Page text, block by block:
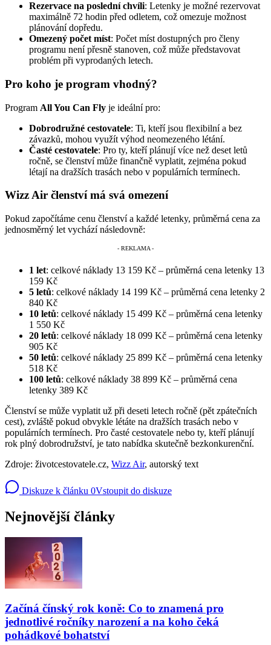
Rezervace na poslední chvíli: Letenky je možné rezervovat
maximálně 72 hodin před odletem, což omezuje možnost
plánování dopředu.
Omezený počet míst: Počet míst dostupných pro členy
programu není přesně stanoven, což může představovat
problém při vyprodaných letech.
Pro koho je program vhodný?
Program All You Can Fly je ideální pro:
Dobrodružné cestovatele: Ti, kteří jsou flexibilní a bez
závazků, mohou využít výhod neomezeného létání.
Časté cestovatele: Pro ty, kteří plánují více než deset letů
ročně, se členství může finančně vyplatit, zejména pokud
létají na dražších trasách nebo v populárních termínech.
Wizz Air členství má svá omezení
Pokud započítáme cenu členství a každé letenky, průměrná cena za
jednosměrný let vychází následovně:
1 let: celkové náklady 13 159 Kč – průměrná cena letenky 13
159 Kč
5 letů: celkové náklady 14 199 Kč – průměrná cena letenky 2
840 Kč
10 letů: celkové náklady 15 499 Kč – průměrná cena letenky
1 550 Kč
20 letů: celkové náklady 18 099 Kč – průměrná cena letenky
905 Kč
50 letů: celkové náklady 25 899 Kč – průměrná cena letenky
518 Kč
100 letů: celkové náklady 38 899 Kč – průměrná cena
letenky 389 Kč
Členství se může vyplatit už při deseti letech ročně (pět zpátečních
cest), zvláště pokud obvykle létáte na dražších trasách nebo v
populárních termínech. Pro časté cestovatele nebo ty, kteří plánují
rok plný dobrodružství, je tato nabídka skutečně bezkonkurenční.
Zdroje: životcestovatele.cz, Wizz Air, autorský text
Diskuze k článku 0Vstoupit do diskuze
Nejnovější články
Začíná čínský rok koně: Co to znamená pro
jednotlivé ročníky narození a na koho čeká
pohádkové bohatství